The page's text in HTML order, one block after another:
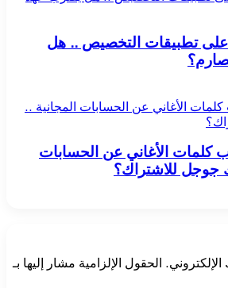
على تطبيقات التخصيص .. هل
كلمات الأغاني عن الحسابات
جوجل للاشتراك؟
الحقول الإلزامية مشار إليها بـ